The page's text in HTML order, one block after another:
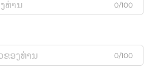
0/100
0/100